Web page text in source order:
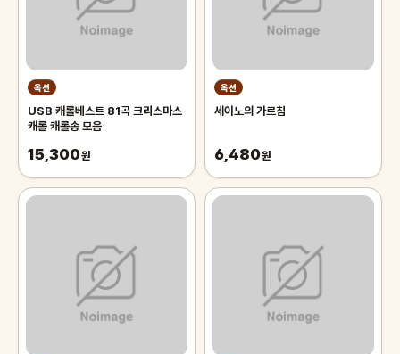
옥션
USB 캐롤베스트 81곡 크리스마스
캐롤 캐롤송 모음
15,300원
옥션
세이노의 가르침
6,480원